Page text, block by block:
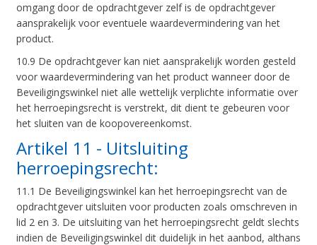
omgang door de opdrachtgever zelf is de opdrachtgever
aansprakelijk voor eventuele waardevermindering van het
product.
10.9 De opdrachtgever kan niet aansprakelijk worden gesteld
voor waardevermindering van het product wanneer door de
Beveiligingswinkel niet alle wettelijk verplichte informatie over
het herroepingsrecht is verstrekt, dit dient te gebeuren voor
het sluiten van de koopovereenkomst.
Artikel 11 - Uitsluiting
herroepingsrecht:
11.1 De Beveiligingswinkel kan het herroepingsrecht van de
opdrachtgever uitsluiten voor producten zoals omschreven in
lid 2 en 3. De uitsluiting van het herroepingsrecht geldt slechts
indien de Beveiligingswinkel dit duidelijk in het aanbod, althans